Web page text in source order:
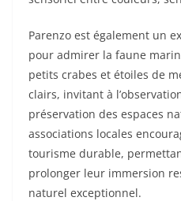
Parenzo est également un
pour admirer la faune
petits crabes et étoiles de
clairs, invitant à
préservation des espaces
associations locales
tourisme durable,
prolonger leur immersion
naturel exceptionnel.